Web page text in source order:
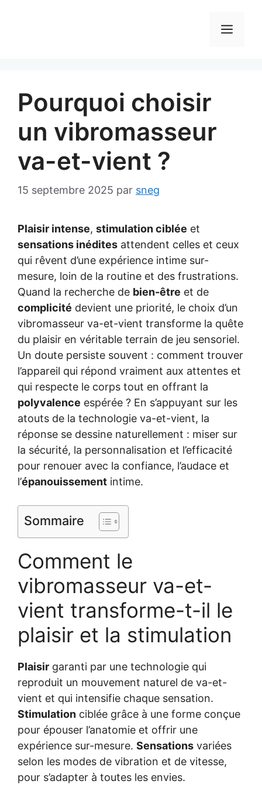
Pourquoi choisir
un vibromasseur
va-et-vient ?
15 septembre 2025 par sneg
Plaisir intense, stimulation ciblée et
sensations inédites attendent celles et ceux
qui rêvent d’une expérience intime sur-
mesure, loin de la routine et des frustrations.
Quand la recherche de bien-être et de
complicité devient une priorité, le choix d’un
vibromasseur va-et-vient transforme la quête
du plaisir en véritable terrain de jeu sensoriel.
Un doute persiste souvent : comment trouver
l’appareil qui répond vraiment aux attentes et
qui respecte le corps tout en offrant la
polyvalence espérée ? En s’appuyant sur les
atouts de la technologie va-et-vient, la
réponse se dessine naturellement : miser sur
la sécurité, la personnalisation et l’efficacité
pour renouer avec la confiance, l’audace et
l’épanouissement intime.
Sommaire
Comment le
vibromasseur va-et-
vient transforme-t-il le
plaisir et la stimulation
Plaisir garanti par une technologie qui
reproduit un mouvement naturel de va-et-
vient et qui intensifie chaque sensation.
Stimulation ciblée grâce à une forme conçue
pour épouser l’anatomie et offrir une
expérience sur-mesure. Sensations variées
selon les modes de vibration et de vitesse,
pour s’adapter à toutes les envies.